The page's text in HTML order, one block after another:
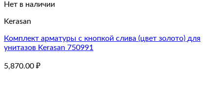
Нет в наличии
Kerasan
Комплект арматуры с кнопкой слива (цвет золото) для
унитазов Kerasan 750991
5,870.00 ₽